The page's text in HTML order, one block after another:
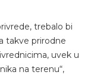
trebalo bi
takve prirodne
uvek u
na terenu“,